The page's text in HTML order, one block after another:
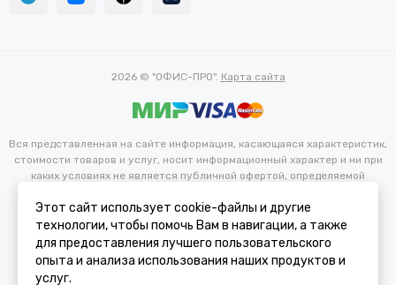
2026 © "ОФИС-ПРО". Карта сайта
Вся представленная на сайте информация, касающаяся характеристик,
стоимости товаров и услуг, носит информационный характер и ни при
каких условиях не является публичной офертой, определяемой
Цвета ЛДСП обивок, деревянных частей и целиковых изделий в
реальности может отличаться от изображения на сайте ввиду
особенностей цветопередачи и настроек различных электронных
устройств. Производитель оставляет за собой право вносить
изменения в технические и иные характеристики изделий для
Этот сайт использует cookie-файлы и другие
технологии, чтобы помочь Вам в навигации, а также
для предоставления лучшего пользовательского
опыта и анализа использования наших продуктов и
услуг.